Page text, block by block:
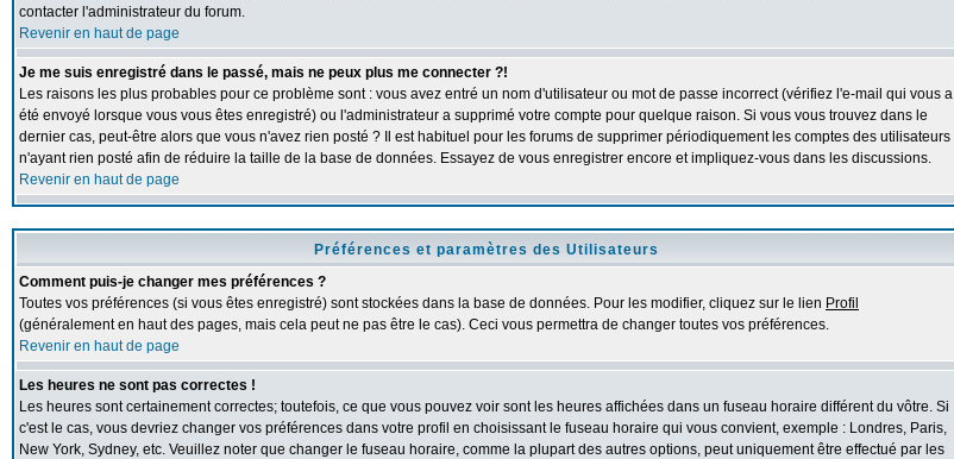
contacter l'administrateur du forum.
Revenir en haut de page
Je me suis enregistré dans le passé, mais ne peux plus me connecter ?!
Les raisons les plus probables pour ce problème sont : vous avez entré un nom d'utilisateur ou mot de passe incorrect (vérifiez l'e-mail qui vous a
été envoyé lorsque vous vous êtes enregistré) ou l'administrateur a supprimé votre compte pour quelque raison. Si vous vous trouvez dans le
dernier cas, peut-être alors que vous n'avez rien posté ? Il est habituel pour les forums de supprimer périodiquement les comptes des utilisateurs
n'ayant rien posté afin de réduire la taille de la base de données. Essayez de vous enregistrer encore et impliquez-vous dans les discussions.
Revenir en haut de page
Préférences et paramètres des Utilisateurs
Comment puis-je changer mes préférences ?
Toutes vos préférences (si vous êtes enregistré) sont stockées dans la base de données. Pour les modifier, cliquez sur le lien Profil
(généralement en haut des pages, mais cela peut ne pas être le cas). Ceci vous permettra de changer toutes vos préférences.
Revenir en haut de page
Les heures ne sont pas correctes !
Les heures sont certainement correctes; toutefois, ce que vous pouvez voir sont les heures affichées dans un fuseau horaire différent du vôtre. Si
c'est le cas, vous devriez changer vos préférences dans votre profil en choisissant le fuseau horaire qui vous convient, exemple : Londres, Paris,
New York, Sydney, etc. Veuillez noter que changer le fuseau horaire, comme la plupart des autres options, peut uniquement être effectué par les